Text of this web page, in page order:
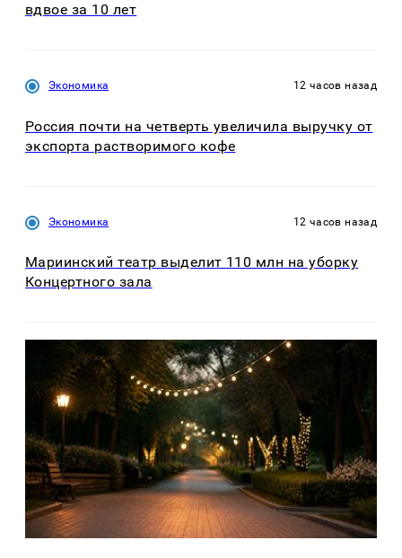
вдвое за 10 лет
Экономика 12 часов назад
Россия почти на четверть увеличила выручку от
экспорта растворимого кофе
Экономика 12 часов назад
Мариинский театр выделит 110 млн на уборку
Концертного зала